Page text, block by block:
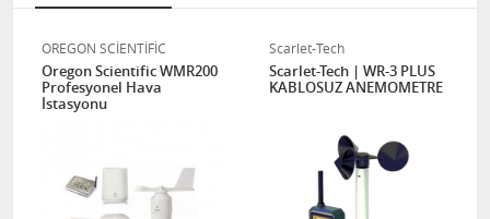
OREGON SCİENTİFİC
Oregon Scientific WMR200
Profesyonel Hava
İstasyonu
Scarlet-Tech
Scarlet-Tech | WR-3 PLUS
KABLOSUZ ANEMOMETRE